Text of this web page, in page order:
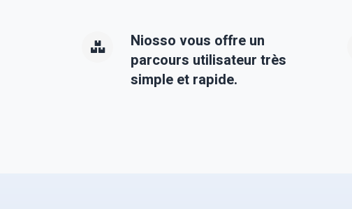
Niosso vous offre un
parcours utilisateur très
simple et rapide.